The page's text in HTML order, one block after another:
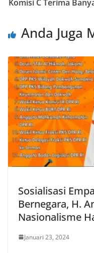
Komisi C Terima
Anda Juga
Sosialisasi
Bernegara, H.
Nasionalisme
Januari 23, 2024